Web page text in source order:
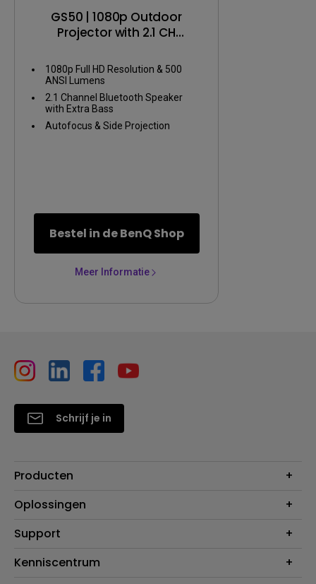
GS50 | 1080p Outdoor
Projector with 2.1 CH
1080p Full HD Resolution & 500
ANSI Lumens
2.1 Channel Bluetooth Speaker
with Extra Bass
Autofocus & Side Projection
Bestel in de BenQ Shop
Meer Informatie
Schrijf je in
Producten
Projectoren
Verlichting
Speakers
Oplossingen
Education
Support
Contact
Kenniscentrum